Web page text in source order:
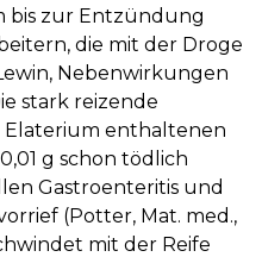
bis zur Entzündung
die mit der Droge
Nebenwirkungen
stark reizende
enthaltenen
g schon tödlich
Gastroenteritis und
(Potter, Mat. med.,
mit der Reife